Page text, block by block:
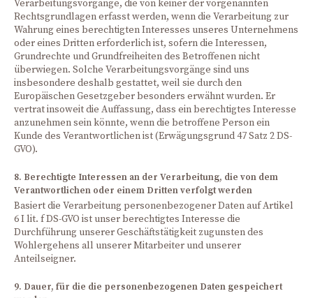
Verarbeitungsvorgänge, die von keiner der vorgenannten
Rechtsgrundlagen erfasst werden, wenn die Verarbeitung zur
Wahrung eines berechtigten Interesses unseres Unternehmens
oder eines Dritten erforderlich ist, sofern die Interessen,
Grundrechte und Grundfreiheiten des Betroffenen nicht
überwiegen. Solche Verarbeitungsvorgänge sind uns
insbesondere deshalb gestattet, weil sie durch den
Europäischen Gesetzgeber besonders erwähnt wurden. Er
vertrat insoweit die Auffassung, dass ein berechtigtes Interesse
anzunehmen sein könnte, wenn die betroffene Person ein
Kunde des Verantwortlichen ist (Erwägungsgrund 47 Satz 2 DS-
GVO).
8. Berechtigte Interessen an der Verarbeitung, die von dem
Verantwortlichen oder einem Dritten verfolgt werden
Basiert die Verarbeitung personenbezogener Daten auf Artikel
6 I lit. f DS-GVO ist unser berechtigtes Interesse die
Durchführung unserer Geschäftstätigkeit zugunsten des
Wohlergehens all unserer Mitarbeiter und unserer
Anteilseigner.
9. Dauer, für die die personenbezogenen Daten gespeichert